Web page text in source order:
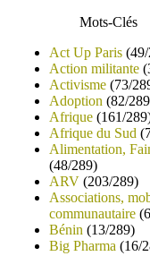
Mots-Clés
Act Up Paris
Action militante
Activisme (73/
Adoption (82/
Afrique (161/
Afrique du Sud
Alimentation,
(48/289)
ARV (203/289)
Associations,
communautaire
Bénin (13/289)
Big Pharma (16/